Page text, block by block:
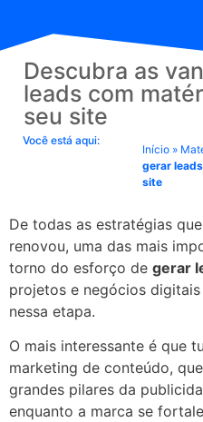
Descubra as
leads com
seu site
Você está aqui:
Início»
gerar
site
De todas as estratégias
renovou, uma das mais
torno do esforço de gerar
projetos e negócios
nessa etapa.
O mais interessante é que
marketing de conteúdo,
grandes pilares da
enquanto a marca se